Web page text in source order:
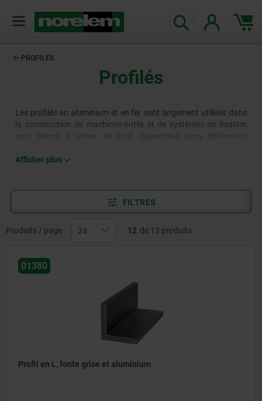
PROFILÉS
Profilés
Les profilés en aluminium et en fer sont largement utilisés dans
la construction de machines-outils et de systèmes de fixation
solutions de conception personnalisées.
Afficher plus
FILTRES
Produits / page 12 de 12 produits
01380
Profil en L, fonte grise et aluminium